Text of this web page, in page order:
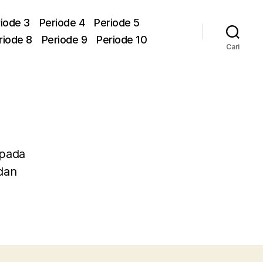
3 Periode 4
Periode 5
8
Periode 9 Periode 10
Cari